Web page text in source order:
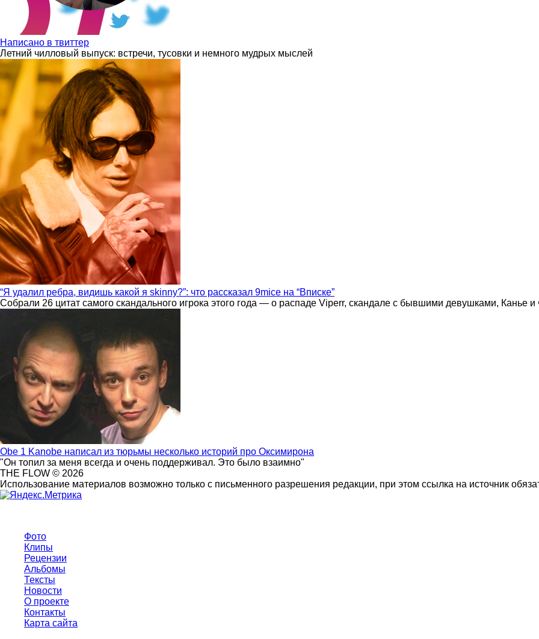
Написано в твиттер
Летний чилловый выпуск: встречи, тусовки и немного мудрых мыслей
“Я удалил ребра, видишь какой я skinny?”: что рассказал 9mice на “Вписке”
Собрали 26 цитат самого скандального игрока этого года — о распаде Viperr, скандале с бывшими девушками, Канье
Obe 1 Kanobe написал из тюрьмы несколько историй про Оксимирона
"Он топил за меня всегда и очень поддерживал. Это было взаимно"
THE FLOW © 2026
Использование материалов возможно только с письменного разрешения редакции, при этом ссылка на источник
Фото
Клипы
Рецензии
Альбомы
Тексты
Новости
О проекте
Контакты
Карта сайта